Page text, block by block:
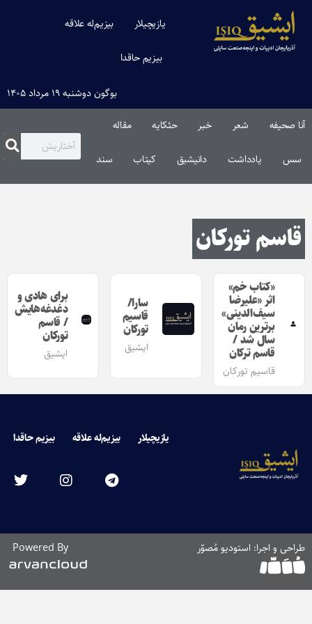
یازیچیلار بیزیم‌له علاقه
بیزیم حاقدا
بوگون دوشنبه ۱۹ مرداد ۱۴۰۵
آنا صحیفه شعر خبر حئکایه مقاله‌
سس یادداشت دانیشیق کیتاب سند
قاسم تورکان
«کتاب خم»
اثر «علیرضا
سیف‌الدینی»
برترین رمان
سال شد /
قاسم ترکان
قاسیم تورکان
سارا/
قاسیم
تورکان
ایشیق
برای هادی و
دغدغه‌هایش
/ قاسم
تورکان
ایشیق
یازیچیلار بیزیم‌له علاقه بیزیم حاقدا
طراحی و اجرا: استودیو مُصوّر Powered By